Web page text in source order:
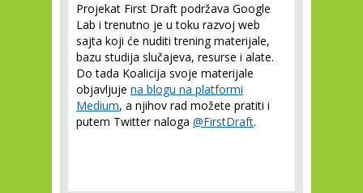
Projekat First Draft podržava Google
Lab i trenutno je u toku razvoj web
sajta koji će nuditi trening materijale,
bazu studija slučajeva, resurse i alate.
Do tada Koalicija svoje materijale
objavljuje na blogu na platformi
Medium, a njihov rad možete pratiti i
putem Twitter naloga @FirstDraft.